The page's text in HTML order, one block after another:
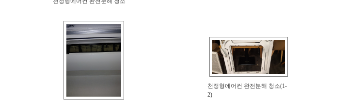
천정형에어컨 완전분해 청소(1-
2)